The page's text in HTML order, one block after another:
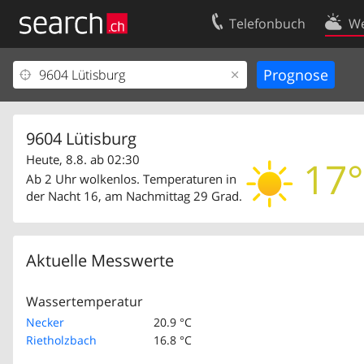
Telefonbuch
9604 Lütisburg
17°
Heute, 8.8. ab 02:30
Ab 2 Uhr wolkenlos. Temperaturen in
der Nacht 16, am Nachmittag 29 Grad.
Aktuelle Messwerte
Wassertemperatur
Necker
20.9 °C
Rietholzbach
16.8 °C
Ihr Eintrag
Kundencenter Geschäftskunden
Kontakt